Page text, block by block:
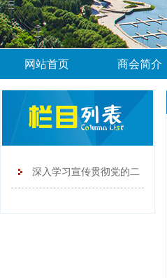
网站首页 商会简介
深入学习宣传贯彻党的二